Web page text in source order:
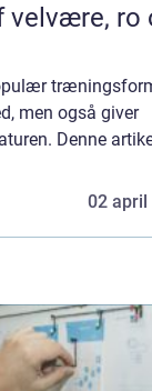
velvære, ro
men også giver
Denne
02 april